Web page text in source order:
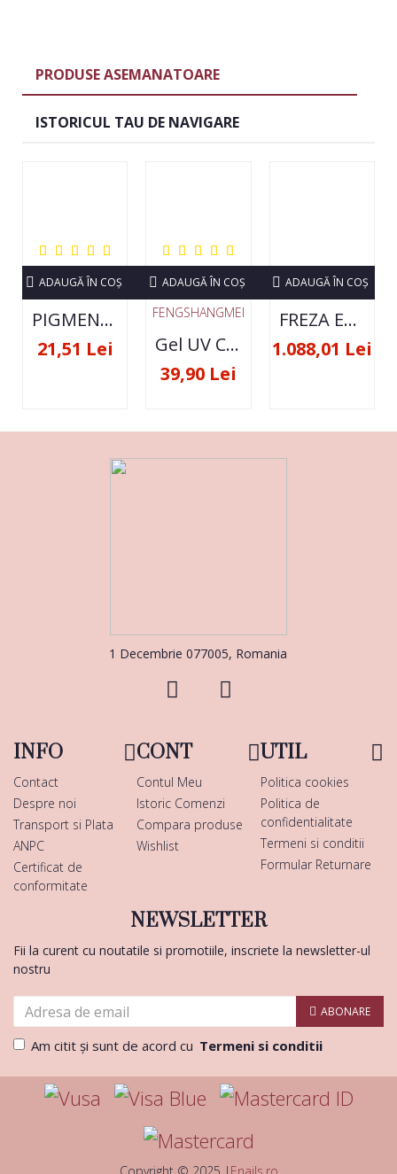
PRODUSE ASEMANATOARE
ISTORICUL TAU DE NAVIGARE
PIGMENT NEON SET 12 CULORI
21,51 Lei
ADAUGĂ ÎN COŞ
FENGSHANGMEI
Gel UV Constructie FSM 50ML - 07
39,90 Lei
ADAUGĂ ÎN COŞ
FREZA ELECTRICA STRONG 210 35000 RPM- ORIGINALA
1.088,01 Lei
ADAUGĂ ÎN COŞ
1 Decembrie 077005, Romania
INFO
Contact
Despre noi
Transport si Plata
ANPC
Certificat de
conformitate
CONT
Contul Meu
Istoric Comenzi
Compara produse
Wishlist
UTIL
Politica cookies
Politica de
confidentialitate
Termeni si conditii
Formular Returnare
NEWSLETTER
Fii la curent cu noutatile si promotiile, inscriete la newsletter-ul
nostru
ABONARE
Am citit şi sunt de acord cu Termeni si conditii